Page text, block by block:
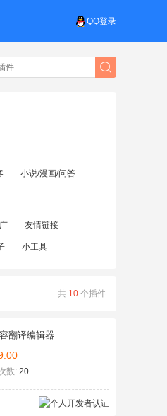
QQ登录
小说/漫画/问答
友情链接
小工具
共 10 个插件
翻译编辑器
数:20